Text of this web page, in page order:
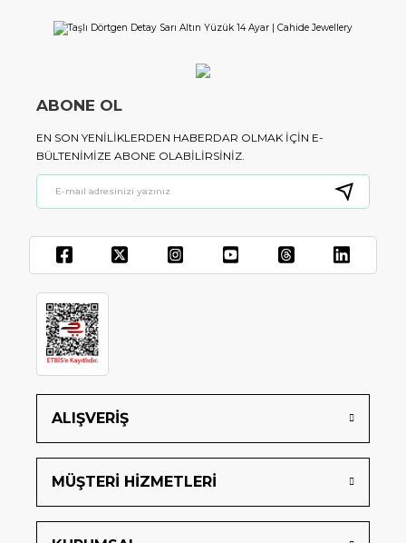
ALIŞVERİŞ
MÜŞTERİ HİZMETLERİ
ABONE OL
EN SON YENILIKLERDEN HABERDAR OLMAK IÇIN E-
BÜLTENIMIZE ABONE OLABILIRSINIZ.